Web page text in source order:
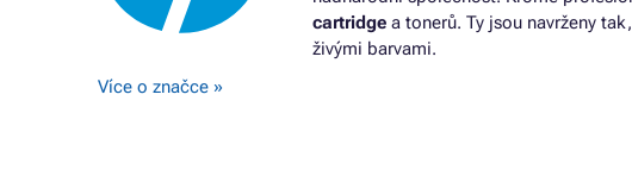
cartridge a tonerů. Ty jsou navrženy
živými barvami.
Více o značce »